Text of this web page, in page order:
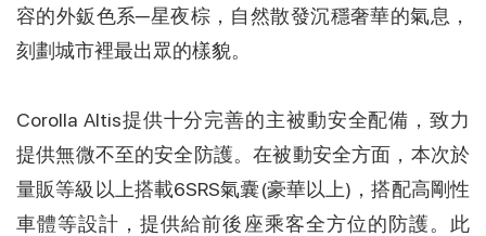
容的外鈑色系─星夜棕，自然散發沉穩奢華的氣息，
刻劃城市裡最出眾的樣貌。
Corolla Altis提供十分完善的主被動安全配備，致力
提供無微不至的安全防護。在被動安全方面，本次於
量販等級以上搭載6SRS氣囊(豪華以上)，搭配高剛性
車體等設計，提供給前後座乘客全方位的防護。此